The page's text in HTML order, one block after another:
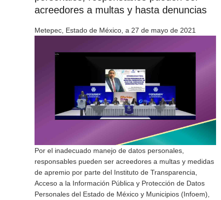
acreedores a multas y hasta denuncias
Metepec, Estado de México, a 27 de mayo de 2021
Por el inadecuado manejo de datos personales,
responsables pueden ser acreedores a multas y medidas
de apremio por parte del Instituto de Transparencia,
Acceso a la Información Pública y Protección de Datos
Personales del Estado de México y Municipios (Infoem),